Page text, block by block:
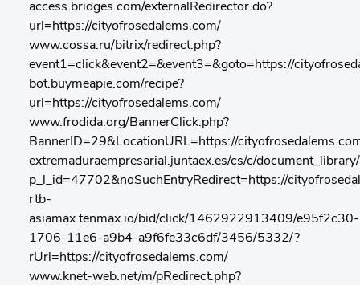
access.bridges.com/externalRedirector.do?
url=https://cityofrosedalems.com/
www.cossa.ru/bitrix/redirect.php?
event1=click&event2=&event3=&goto=https://
bot.buymeapie.com/recipe?
url=https://cityofrosedalems.com/
www.frodida.org/BannerClick.php?
BannerID=29&LocationURL=https://
extremaduraempresarial.juntaex.es/cs/c/
p_l_id=47702&noSuchEntryRedirect=https://
rtb-
asiamax.tenmax.io/bid/click/1462922913409/e95f2c30-
1706-11e6-a9b4-a9f6fe33c6df/3456/5332/?
rUrl=https://cityofrosedalems.com/
www.knet-web.net/m/pRedirect.php?